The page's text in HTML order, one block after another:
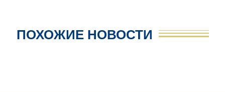
ПОХОЖИЕ НОВОСТИ